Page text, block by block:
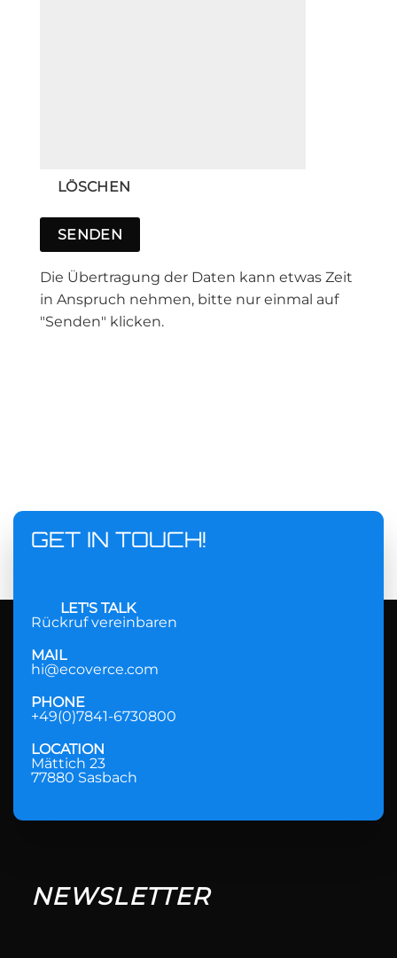
Die Übertragung der Daten kann etwas Zeit
in Anspruch nehmen, bitte nur einmal auf
"Senden" klicken.
GET IN TOUCH!
LET'S TALK
Rückruf vereinbaren
MAIL
hi@ecoverce.com
PHONE
+49(0)7841-6730800
LOCATION
Mättich 23
77880 Sasbach
NEWSLETTER